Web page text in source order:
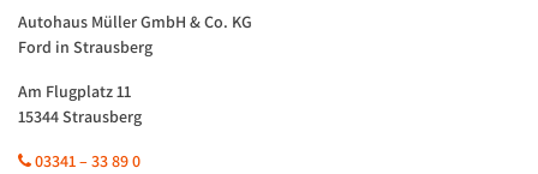
Autohaus Müller GmbH & Co. KG
Ford in Strausberg
Am Flugplatz 11
15344 Strausberg
03341 – 33 89 0